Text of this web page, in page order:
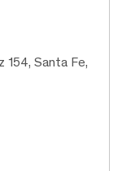
154, Santa Fe,